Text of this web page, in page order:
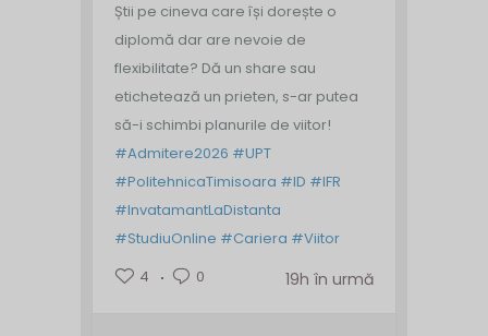
Știi pe cineva care își dorește o
diplomă dar are nevoie de
flexibilitate? Dă un share sau
etichetează un prieten, s-ar putea
să-i schimbi planurile de viitor!
#Admitere2026 #UPT
#PolitehnicaTimisoara #ID #IFR
#InvatamantLaDistanta
#StudiuOnline #Cariera #Viitor
4
0 19h în urmă